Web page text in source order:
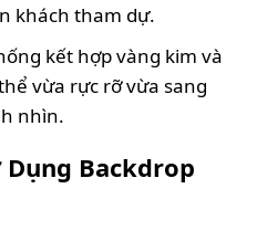
khách tham dự.
kết hợp vàng kim và
vừa rực rỡ vừa sang
nhìn.
Backdrop